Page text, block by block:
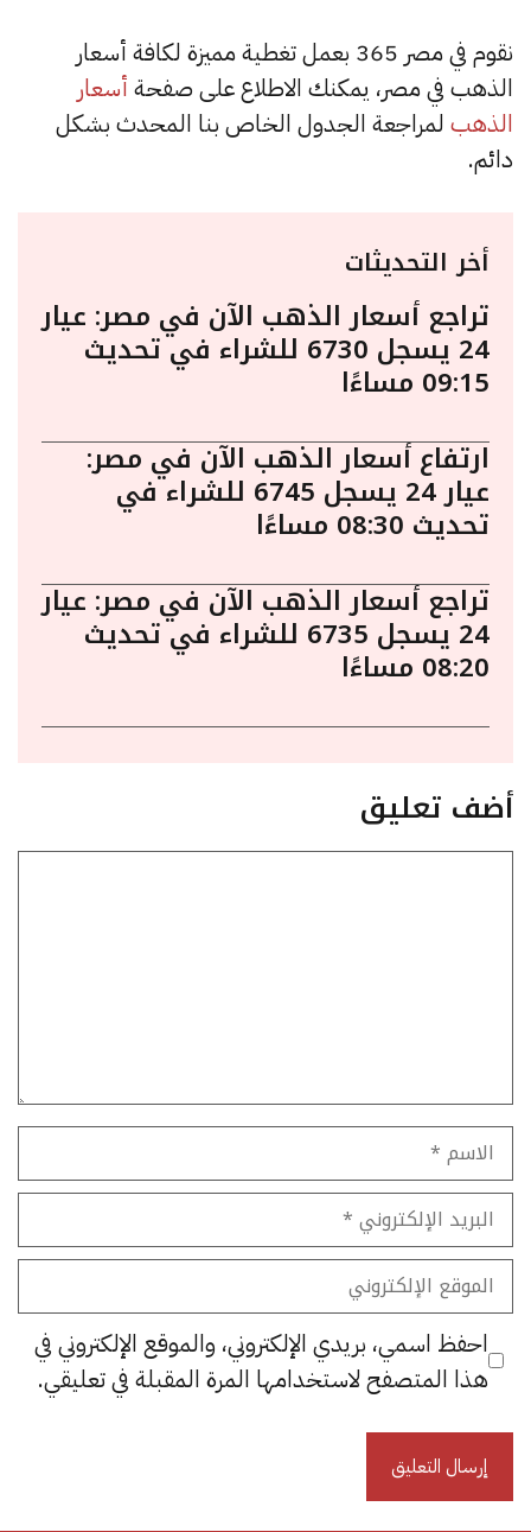
نقوم في مصر 365 بعمل تغطية مميزة لكافة أسعار
الذهب في مصر، يمكنك الاطلاع على صفحة أسعار
الذهب لمراجعة الجدول الخاص بنا المحدث بشكل
دائم.
أخر التحديثات
تراجع أسعار الذهب الآن في مصر: عيار
24 يسجل 6730 للشراء في تحديث
09:15 مساءًا
ارتفاع أسعار الذهب الآن في مصر:
عيار 24 يسجل 6745 للشراء في
تحديث 08:30 مساءًا
تراجع أسعار الذهب الآن في مصر: عيار
24 يسجل 6735 للشراء في تحديث
08:20 مساءًا
أضف تعليق
الاسم
البريد
الإلكتروني
الموقع
الإلكتروني
احفظ اسمي، بريدي الإلكتروني، والموقع الإلكتروني في
هذا المتصفح لاستخدامها المرة المقبلة في تعليقي.